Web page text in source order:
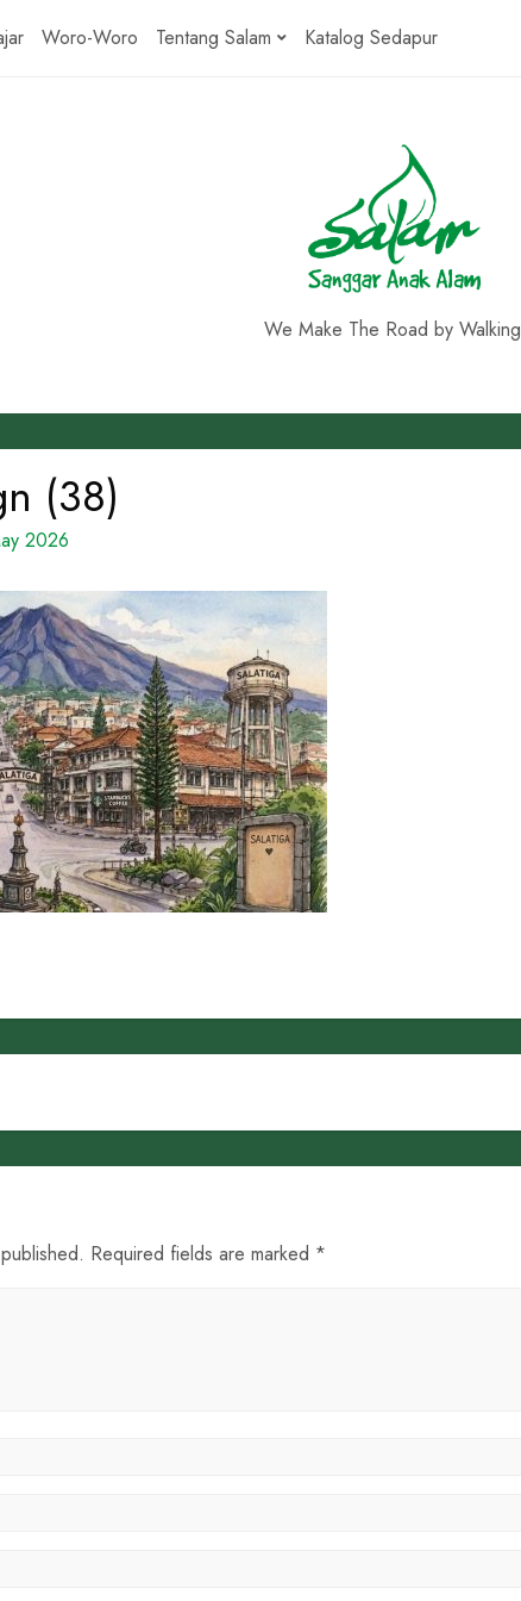
Woro-Woro Tentang Salam Katalog Sedapur
We Make The Road by Walking
(38)
2026
Required fields are marked *